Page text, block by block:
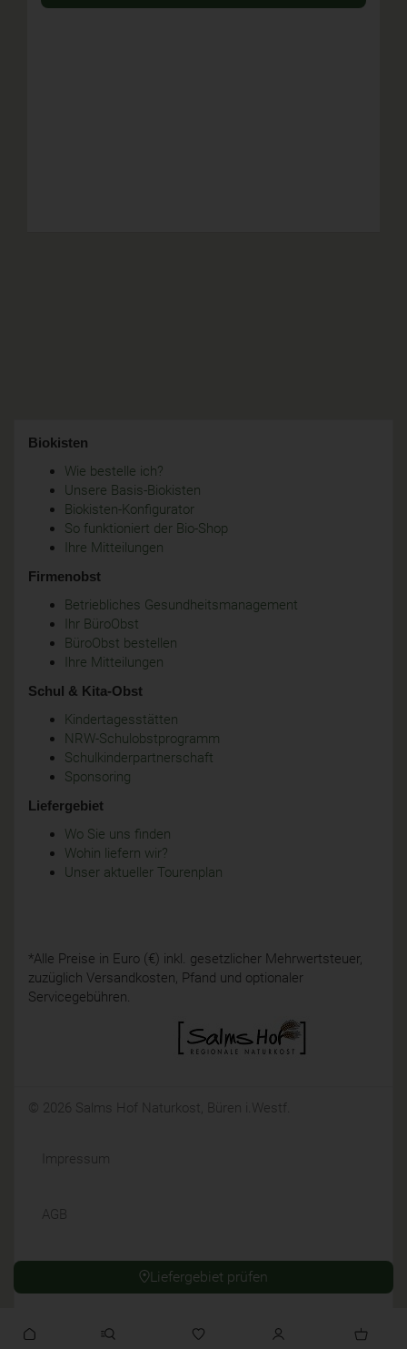
Liefergebiet prüfen
Biokisten
Wie bestelle ich?
Unsere Basis-Biokisten
Biokisten-Konfigurator
So funktioniert der Bio-Shop
Ihre Mitteilungen
Firmenobst
Betriebliches Gesundheitsmanagement
Ihr BüroObst
BüroObst bestellen
Ihre Mitteilungen
Schul & Kita-Obst
Kindertagesstätten
NRW-Schulobstprogramm
Schulkinderpartnerschaft
Sponsoring
Liefergebiet
Wo Sie uns finden
Wohin liefern wir?
Unser aktueller Tourenplan
*Alle Preise in Euro (€) inkl. gesetzlicher Mehrwertsteuer,
zuzüglich Versandkosten, Pfand und optionaler
Servicegebühren.
© 2026 Salms Hof Naturkost, Büren i.Westf.
Impressum
AGB
Widerrufsrecht